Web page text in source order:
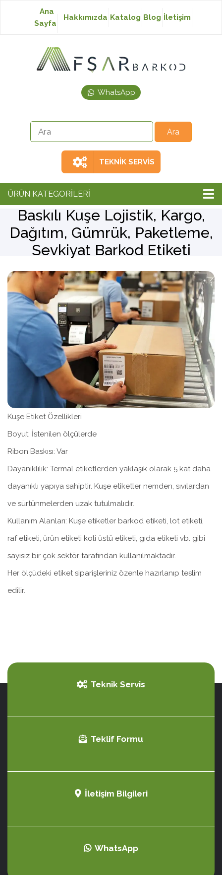
Baskısız Etiket
Japon Akmaz Yıkama
Ribon
Barkod Yazıcı
Barkod Okuyucu
El Terminali
Ana
Sayfa
Hakkımızda Katalog Blog İletişim
WhatsApp
TEKNİK SERVİS
ÜRÜN KATEGORİLERİ
Baskılı Kuşe Lojistik, Kargo,
Dağıtım, Gümrük, Paketleme,
Sevkiyat Barkod Etiketi
Kuşe Etiket Özellikleri
Boyut: İstenilen ölçülerde
Ribon Baskısı: Var
Dayanıklılık: Termal etiketlerden yaklaşık olarak 5 kat daha
dayanıklı yapıya sahiptir. Kuşe etiketler nemden, sıvılardan
ve sürtünmelerden uzak tutulmalıdır.
Kullanım Alanları: Kuşe etiketler barkod etiketi, lot etiketi,
raf etiketi, ürün etiketi koli üstü etiketi, gıda etiketi vb. gibi
sayısız bir çok sektör tarafından kullanılmaktadır.
Her ölçüdeki etiket siparişleriniz özenle hazırlanıp teslim
edilir.
Teknik Servis
Teklif Formu
İletişim Bilgileri
WhatsApp